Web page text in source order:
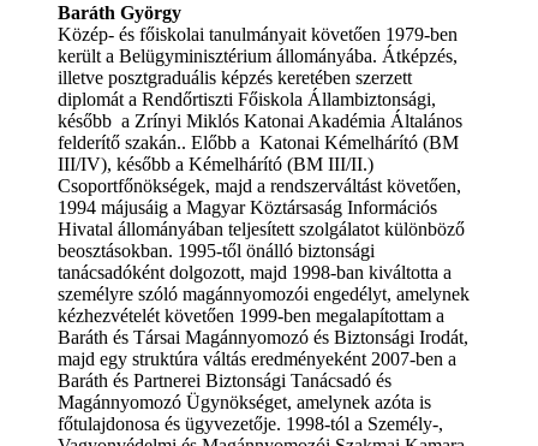
Baráth György
Közép- és főiskolai tanulmányait követően 1979-ben
került a Belügyminisztérium állományába. Átképzés,
illetve posztgraduális képzés keretében szerzett
diplomát a Rendőrtiszti Főiskola Állambiztonsági,
később a Zrínyi Miklós Katonai Akadémia Általános
felderítő szakán.. Előbb a Katonai Kémelhárító (BM
III/IV), később a Kémelhárító (BM III/II.)
Csoportfőnökségek, majd a rendszerváltást követően,
1994 májusáig a Magyar Köztársaság Információs
Hivatal állományában teljesített szolgálatot különböző
beosztásokban. 1995-től önálló biztonsági
tanácsadóként dolgozott, majd 1998-ban kiváltotta a
személyre szóló magánnyomozói engedélyt, amelynek
kézhezvételét követően 1999-ben megalapítottam a
Baráth és Társai Magánnyomozó és Biztonsági Irodát,
majd egy struktúra váltás eredményeként 2007-ben a
Baráth és Partnerei Biztonsági Tanácsadó és
Magánnyomozó Ügynökséget, amelynek azóta is
főtulajdonosa és ügyvezetője. 1998-tól a Személy-,